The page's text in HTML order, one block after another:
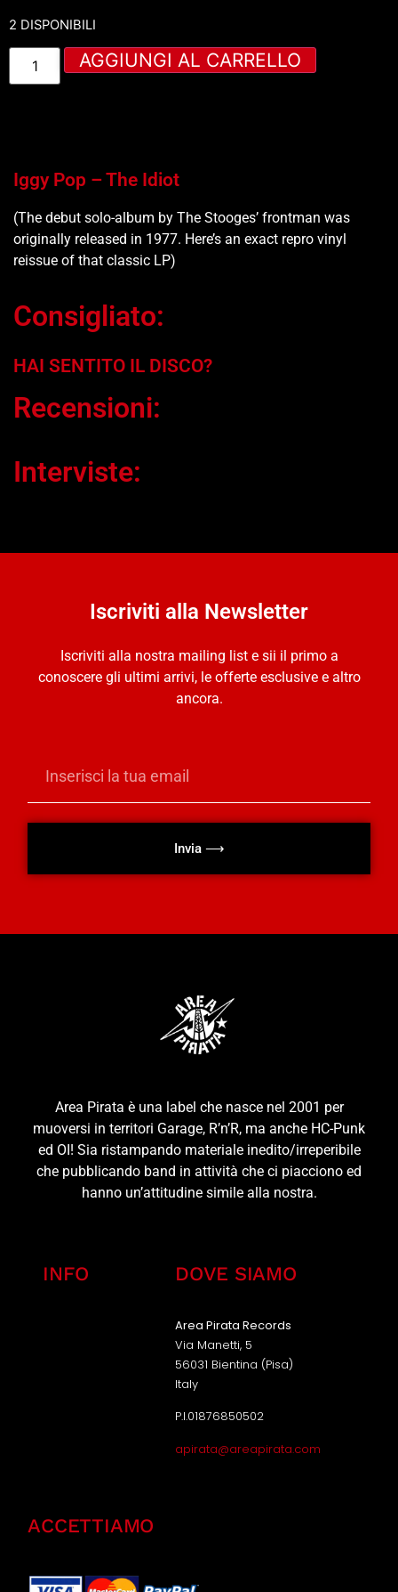
2 DISPONIBILI
AGGIUNGI AL CARRELLO
Iggy Pop – The Idiot
(The debut solo-album by The Stooges’ frontman was
originally released in 1977. Here’s an exact repro vinyl
reissue of that classic LP)
Consigliato:
HAI SENTITO IL DISCO?
Recensioni:
Interviste:
Iscriviti alla Newsletter
Iscriviti alla nostra mailing list e sii il primo a
conoscere gli ultimi arrivi, le offerte esclusive e altro
ancora.
Invia ⟶
Area Pirata è una label che nasce nel 2001 per
muoversi in territori Garage, R’n’R, ma anche HC-Punk
ed OI! Sia ristampando materiale inedito/irreperibile
che pubblicando band in attività che ci piacciono ed
hanno un’attitudine simile alla nostra.
INFO DOVE SIAMO
Area Pirata Records
Via Manetti, 5
56031 Bientina (Pisa)
Italy
P.I.01876850502
apirata@areapirata.com
ACCETTIAMO